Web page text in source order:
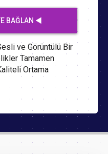
BAĞLAN ◀️
ve Görüntülü Bir
Tamamen
Ortama